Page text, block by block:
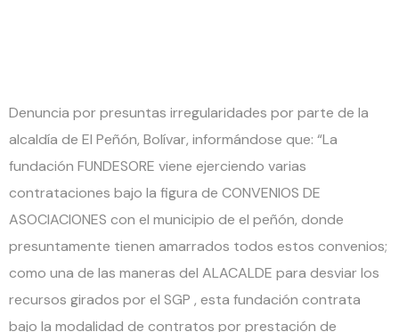
Denuncia por presuntas irregularidades por parte de la
alcaldía de El Peñón, Bolívar, informándose que: “La
fundación FUNDESORE viene ejerciendo varias
contrataciones bajo la figura de CONVENIOS DE
ASOCIACIONES con el municipio de el peñón, donde
presuntamente tienen amarrados todos estos convenios;
como una de las maneras del ALACALDE para desviar los
recursos girados por el SGP , esta fundación contrata
bajo la modalidad de contratos por prestación de